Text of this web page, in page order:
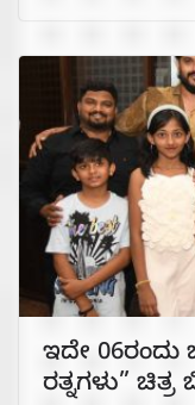
ಇದೇ
ರತ್ನಗಳು” ಚಿತ್ರ